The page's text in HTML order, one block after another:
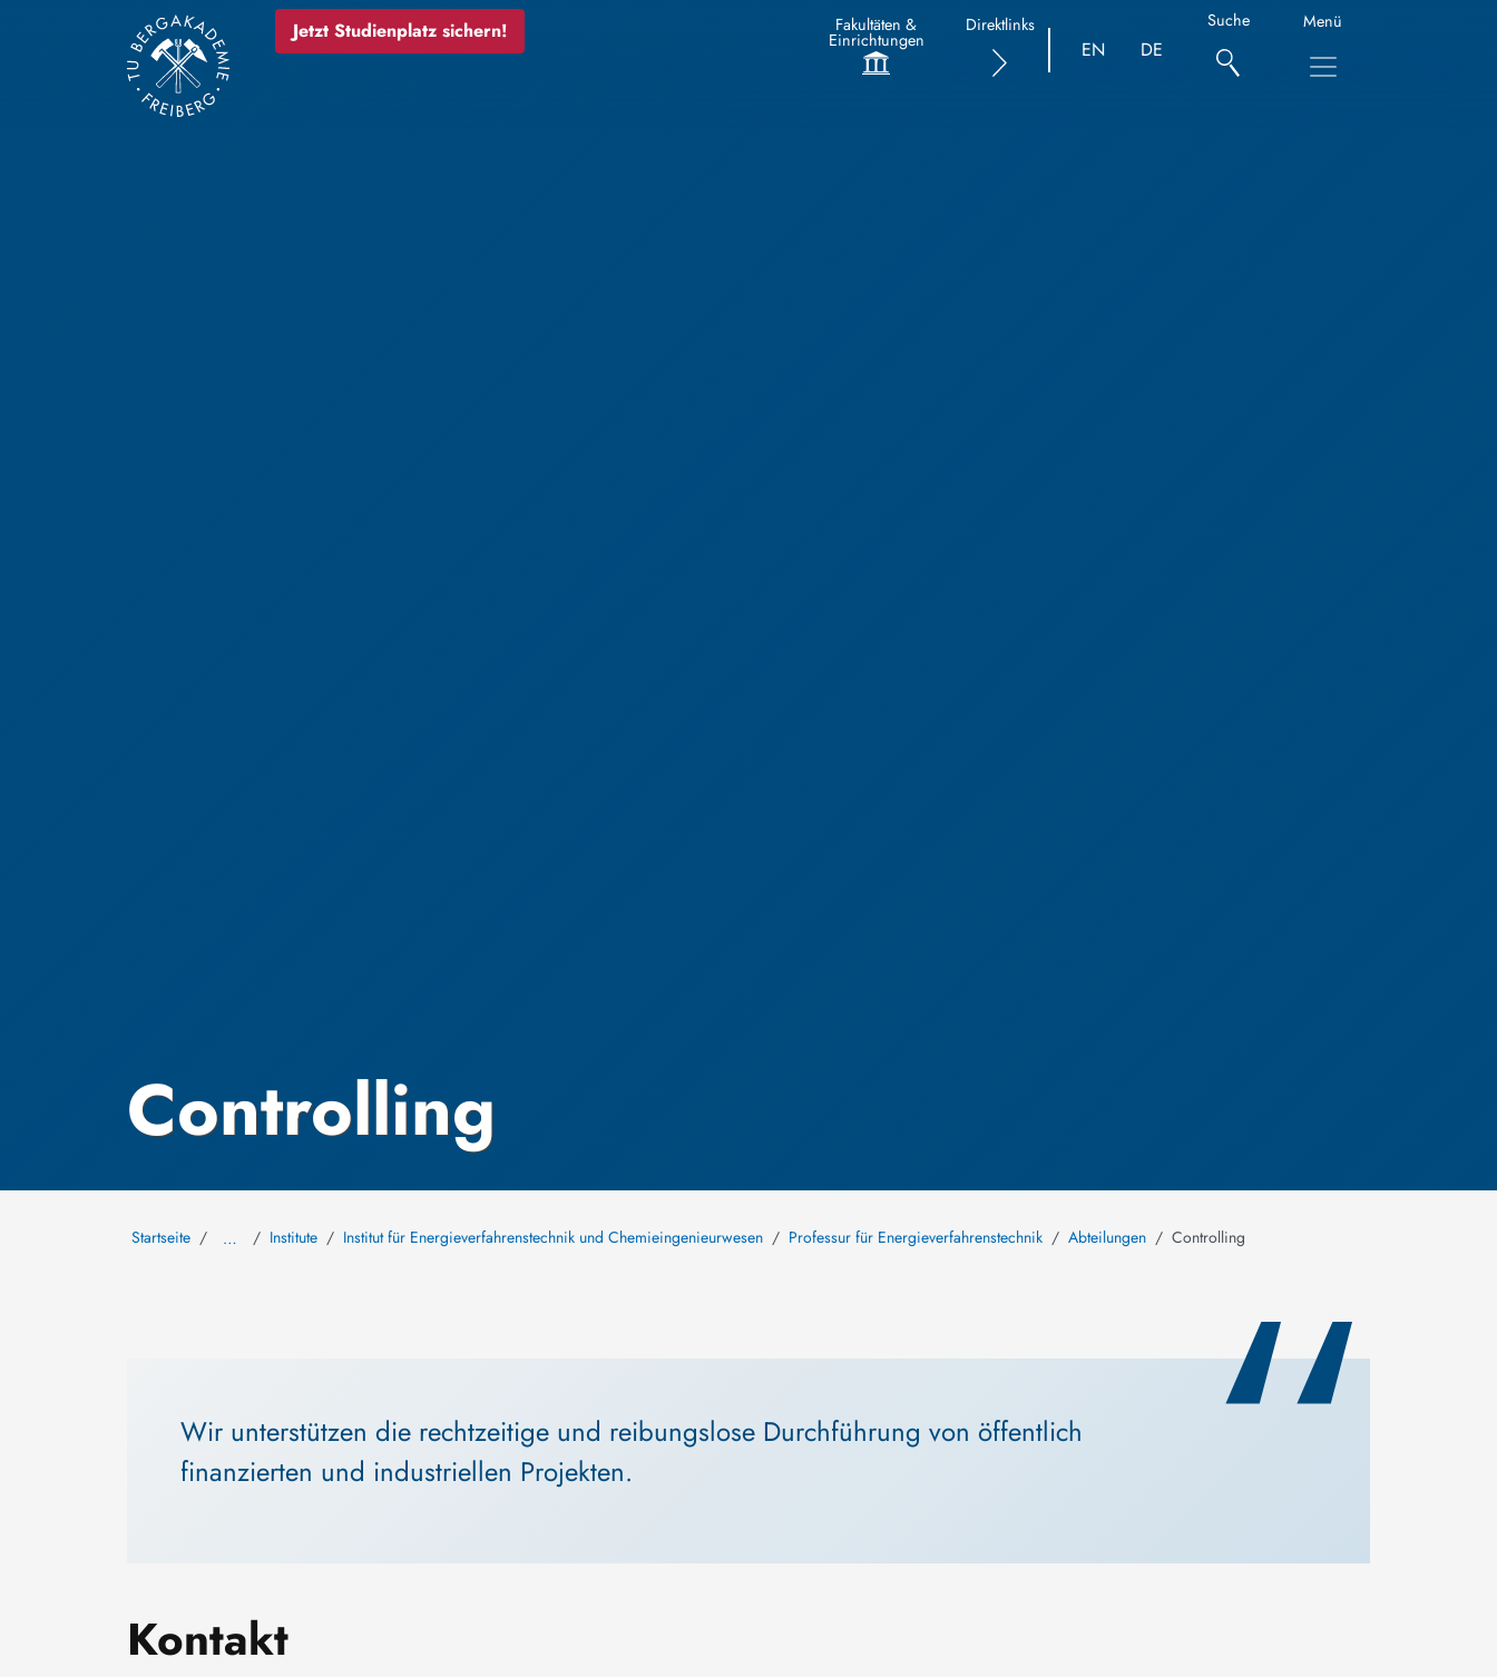
Jetzt Studienplatz sichern! Fakultäten &
Einrichtungen
Direktlinks
EN DE
Suche Menü
Controlling
Startseite … Institute Institut für Energieverfahrenstechnik und Chemieingenieurwesen Professur für Energieverfahrenstechnik Abteilungen Controlling
Wir unterstützen die rechtzeitige und reibungslose Durchführung von öffentlich
finanzierten und industriellen Projekten.
Kontakt